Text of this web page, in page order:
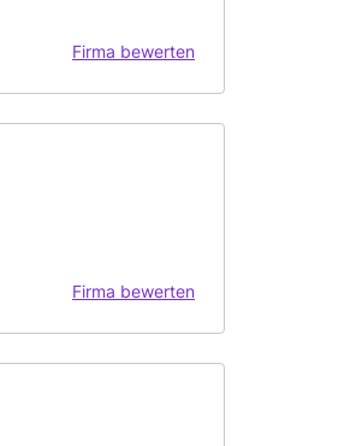
Firma bewerten
Firma bewerten